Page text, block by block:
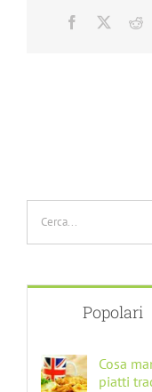
Facebook
Popolari
Cosa
piatti